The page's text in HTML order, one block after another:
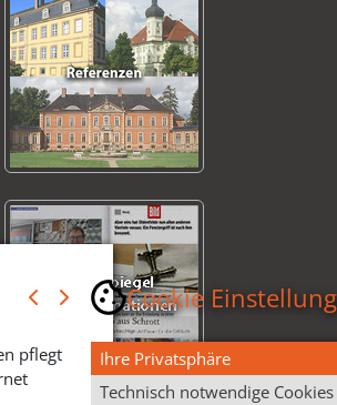
pflegt
Cookie
Ihre Privatsphäre
Technisch notwendige Cookies